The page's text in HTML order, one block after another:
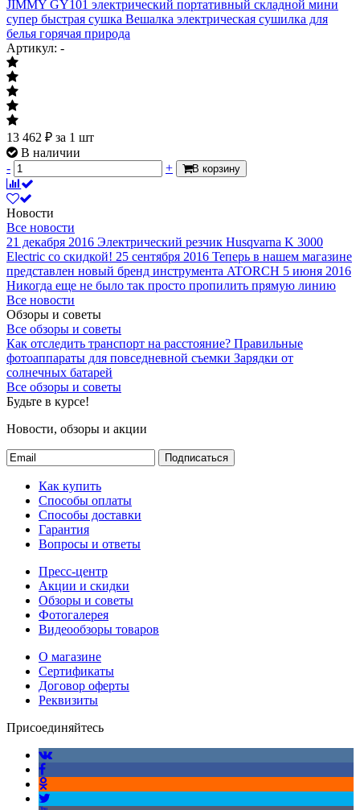
JIMMY GY101 электрический портативный складной мини
супер быстрая сушка Вешалка электрическая сушилка для
белья горячая природа
Артикул: -
13 462 ₽ за 1 шт
В наличии
-
+ В корзину
Новости
Все новости
21 декабря 2016 Электрический резчик Husqvarna K 3000
Electric со скидкой! 25 сентября 2016 Теперь в нашем магазине
представлен новый бренд инструмента ATORCH 5 июня 2016
Никогда еще не было так просто пропилить прямую линию
Все новости
Обзоры и советы
Все обзоры и советы
Как отследить транспорт на расстояние? Правильные
фотоаппараты для повседневной съемки Зарядки от
солнечных батарей
Все обзоры и советы
Будьте в курсе!
Новости, обзоры и акции
Подписаться
Как купить
Способы оплаты
Способы доставки
Гарантия
Вопросы и ответы
Пресс-центр
Акции и скидки
Обзоры и советы
Фотогалерея
Видеообзоры товаров
О магазине
Сертификаты
Договор оферты
Реквизиты
Присоединяйтесь